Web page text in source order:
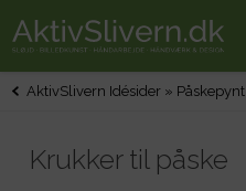
AktivSlivern Idésider » Påskepynt
Krukker til påske